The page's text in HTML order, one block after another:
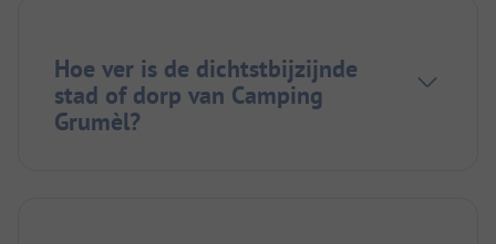
Hoe ver is de dichtstbijzijnde
stad of dorp van Camping
Grumèl?